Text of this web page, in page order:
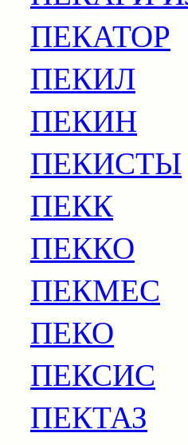
ПЕКАТОР
ПЕКИЛ
ПЕКИН
ПЕКИСТЫ
ПЕКК
ПЕККО
ПЕКМЕС
ПЕКО
ПЕКСИС
ПЕКТАЗ